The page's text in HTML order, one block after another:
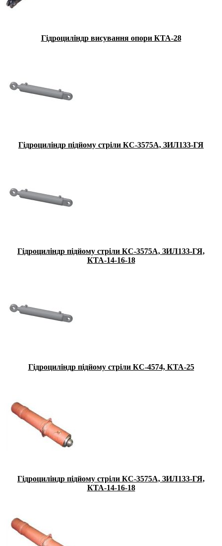
Гідроциліндр висування опори КТА-28
Гідроциліндр підйому стріли КС-3575А, ЗИЛ133-ГЯ
Гідроциліндр підйому стріли КС-3575А, ЗИЛ133-ГЯ,
КТА-14-16-18
Гідроциліндр підйому стріли КС-4574, КТА-25
Гідроциліндр підйому стріли КС-3575А, ЗИЛ133-ГЯ,
КТА-14-16-18